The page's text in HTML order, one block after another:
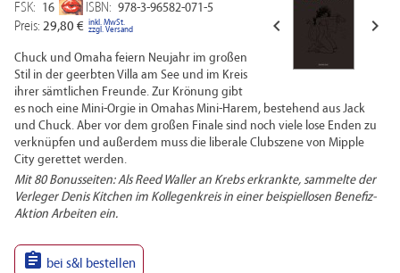
 
FSK: 16 ISBN: 978-3-96582-071-5
Preis: 29,80 € inkl. MwSt.
zzgl. Versand
Chuck und Omaha feiern Neujahr im großen
Stil in der geerbten Villa am See und im Kreis
ihrer sämtlichen Freunde. Zur Krönung gibt
es noch eine Mini-Orgie in Omahas Mini-Harem, bestehend aus Jack
und Chuck. Aber vor dem großen Finale sind noch viele lose Enden zu
verknüpfen und außerdem muss die liberale Clubszene von Mipple
City gerettet werden.
Mit 80 Bonusseiten: Als Reed Waller an Krebs erkrankte, sammelte der
Verleger Denis Kitchen im Kollegenkreis in einer beispiellosen Benefiz-
Aktion Arbeiten ein.
 bei s&l bestellen